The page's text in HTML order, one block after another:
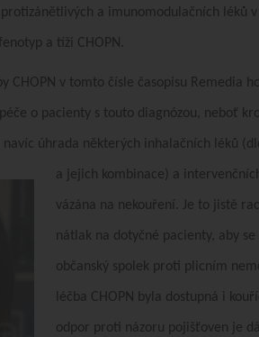
a imunomodulačních léků
a tíži CHOPN.
CHOPN v tomto čísle časopisu Remedia
o pacienty s touto diagnózou, neboť
úhrada některých inhalačních léků
a jejich kombinace) a
vázána na nekouření. Je to jistě
nátlak na dotyčné pacienty, aby
občanský spolek proti plicním
léčba CHOPN byla dostupná i
odpor proti názoru pojišťoven je